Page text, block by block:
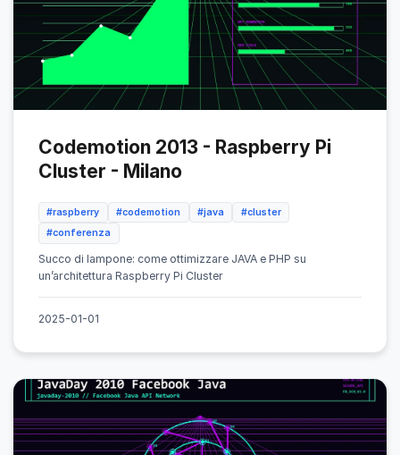
Codemotion 2013 - Raspberry Pi
Cluster - Milano
#raspberry #codemotion #java
#cluster
#conferenza
Succo di lampone: come ottimizzare JAVA e PHP su
un’architettura Raspberry Pi Cluster
2025-01-01